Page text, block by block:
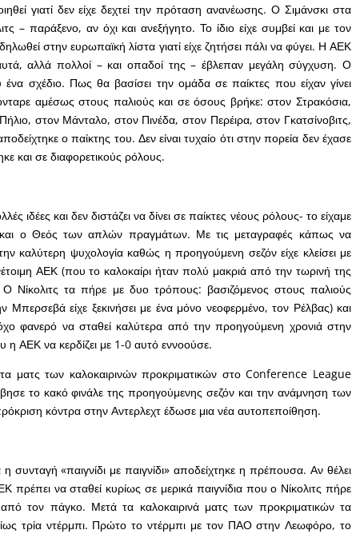
γιατί δεν είχε δεχτεί την πρόταση ανανέωσης. Ο Σιμάνσκι στα
– παράξενο, αν όχι και ανεξήγητο. Το ίδιο είχε συμβεί και με τον
στην ευρωπαϊκή λίστα γιατί είχε ζητήσει πάλι να φύγει. Η ΑΕΚ
αλλά πολλοί – και οπαδοί της – έβλεπαν μεγάλη σύγχυση. Ο
σχέδιο. Πως θα βασίσει την ομάδα σε παίκτες που είχαν γίνει
αμέσως στους παλιούς και σε όσους βρήκε: στον Στρακόσια,
στον Μάνταλο, στον Πινέδα, στον Περέιρα, στον Γκατσίνοβιτς,
ο παίκτης του. Δεν είναι τυχαίο ότι στην πορεία δεν έχασε
και σε διαφορετικούς ρόλους.
ιδέες και δεν διστάζει να δίνει σε παίκτες νέους ρόλους- το είχαμε
και ο Θεός των απλών πραγμάτων. Με τις μεταγραφές κάπως να
καλύτερη ψυχολογία καθώς η προηγούμενη σεζόν είχε κλείσει με
ΑΕΚ (που το καλοκαίρι ήταν πολύ μακριά από την τωρινή της
Ο Νίκολιτς τα πήρε με δυο τρόπους: βασιζόμενος στους παλιούς
Μπερσεβά είχε ξεκινήσει με ένα μόνο νεοφερμένο, τον Ρέλβας) και
φανερό να σταθεί καλύτερα από την προηγούμενη χρονιά στην
η ΑΕΚ να κερδίζει με 1-0 αυτό εννοούσε.
τα ματς των καλοκαιρινών προκριματικών στο Conference League
το κακό φινάλε της προηγούμενης σεζόν και την ανάμνηση των
κόντρα στην Αντερλεχτ έδωσε μια νέα αυτοπεποίθηση.
«παιγνίδι με παιγνίδι» αποδείχτηκε η πρέπουσα. Αν θέλει
πρέπει να σταθεί κυρίως σε μερικά παιγνίδια που ο Νίκολιτς πήρε
τον πάγκο. Μετά τα καλοκαιρινά ματς των προκριματικών τα
τρία ντέρμπι. Πρώτο το ντέρμπι με τον ΠΑΟ στην Λεωφόρο, το